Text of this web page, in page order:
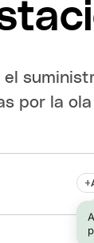
por la
+